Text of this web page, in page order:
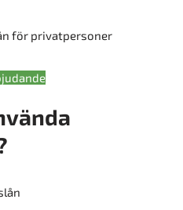
för privatpersoner